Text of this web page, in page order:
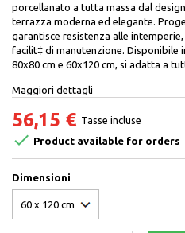
porcellanato a tutta massa dal
terrazza moderna ed elegante.
garantisce resistenza alle intemperie,
facilit‡ di manutenzione. Disponibile
80x80 cm e 60x120 cm, si adatta a
Maggiori dettagli
56,15 € Tasse incluse
 Product available for orders
Dimensioni